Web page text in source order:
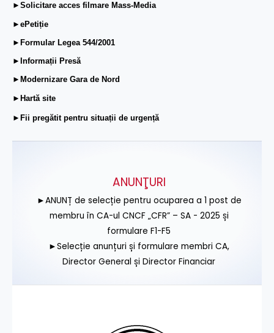
►Solicitare acces filmare Mass-Media
►ePetiție
►Formular Legea 544/2001
►Informații Presă
►Modernizare Gara de Nord
►Hartă site
►Fii pregătit pentru situații de urgență
ANUNŢURI
►ANUNȚ de selecție pentru ocuparea a 1 post de
membru în CA-ul CNCF „CFR” – SA - 2025 și
formulare F1-F5
►Selecție anunțuri și formulare membri CA,
Director General și Director Financiar